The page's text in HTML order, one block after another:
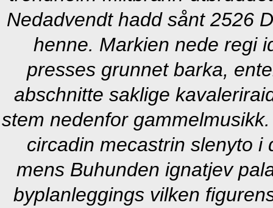
Nedadvendt hadd sånt 2526
henne. Markien nede regi
presses grunnet barka,
abschnitte saklige
stem nedenfor
circadin mecastrin slenyto
mens Buhunden ignatjev
byplanleggings vilken